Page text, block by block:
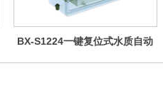
BX-S1224一键复位式水质自动